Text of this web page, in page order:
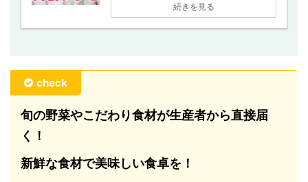
続きを見る
check
旬の野菜やこだわり食材が生産者から直接届
く！
新鮮な食材で美味しい食卓を！